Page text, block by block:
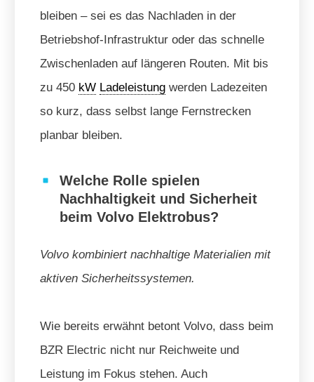
bleiben – sei es das Nachladen in der
Betriebshof-Infrastruktur oder das schnelle
Zwischenladen auf längeren Routen. Mit bis
zu 450 kW Ladeleistung werden Ladezeiten
so kurz, dass selbst lange Fernstrecken
planbar bleiben.
Welche Rolle spielen
Nachhaltigkeit und Sicherheit
beim Volvo Elektrobus?
Volvo kombiniert nachhaltige Materialien mit
aktiven Sicherheitssystemen.
Wie bereits erwähnt betont Volvo, dass beim
BZR Electric nicht nur Reichweite und
Leistung im Fokus stehen. Auch